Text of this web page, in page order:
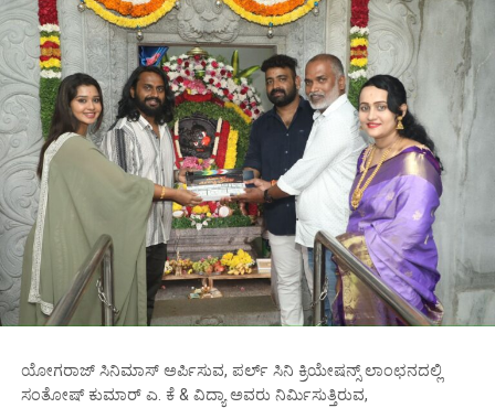
ಯೋಗರಾಜ್ ಸಿನಿಮಾಸ್ ಅರ್ಪಿಸುವ, ಪರ್ಲ್ ಸಿನಿ ಕ್ರಿಯೇಷನ್ಸ್ ಲಾಂಛನದಲ್ಲಿ
ಸಂತೋಷ್ ಕುಮಾರ್ ಎ. ಕೆ & ವಿದ್ಯಾ ಅವರು ನಿರ್ಮಿಸುತ್ತಿರುವ,